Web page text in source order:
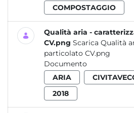
COMPOSTAGGIO
Qualità aria -
CV.png Scarica Qualità
particolato CV.png
Documento
ARIA
2018